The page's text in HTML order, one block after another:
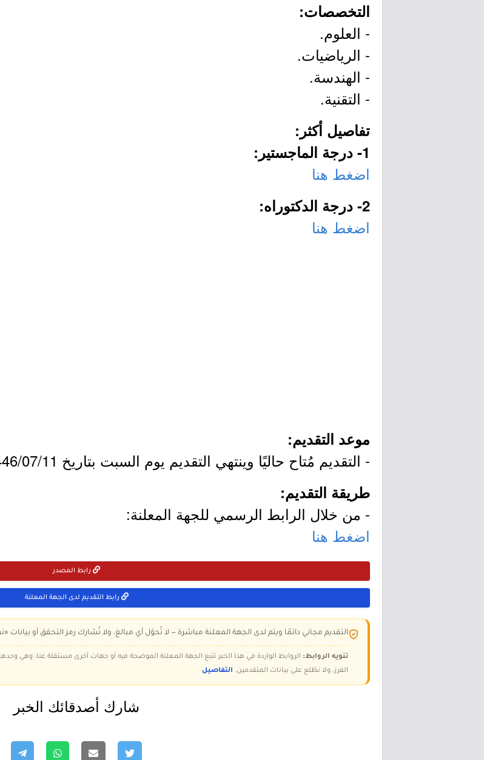
التخصصات:
- العلوم.
- الرياضيات.
- الهندسة.
- التقنية.
تفاصيل أكثر:
1- درجة الماجستير:
اضغط هنا
2- درجة الدكتوراه:
اضغط هنا
موعد التقديم:
- التقديم مُتاح حاليًا وينتهي التقديم يوم السبت بتاريخ 1446/07/11هـ الموافق 2025/01/11م.
طريقة التقديم:
- من خلال الرابط الرسمي للجهة المعلنة:
اضغط هنا
رابط المصدر
رابط التقديم لدى الجهة المعلنة
التقديم مجاني دائمًا ويتم لدى الجهة المعلنة مباشرة — لا تُحوّل أي مبالغ، ولا تُشارك رمز التحقق أو بيانات
تنويه الروابط: الروابط الواردة في هذا الخبر تتبع الجهة المعلنة الموضحة فيه أو جهات أخرى مستقلة عنا، وهي
الفرز، ولا نطّلع على بيانات المتقدمين. التفاصيل
شارك أصدقائك الخبر